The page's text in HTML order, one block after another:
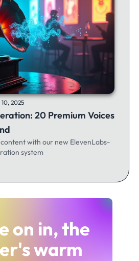
2025
20 Premium Voices
with our new ElevenLabs-
system
on in, the
warm